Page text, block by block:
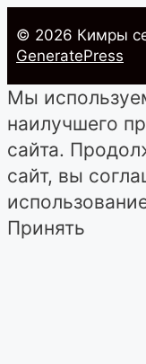
© 2026 Кимры
GeneratePress
Мы
наилучшего
сайта.
сайт, вы
Принять